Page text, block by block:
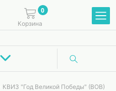
0
Корзина
КВИЗ "Год Великой Победы" (ВОВ)